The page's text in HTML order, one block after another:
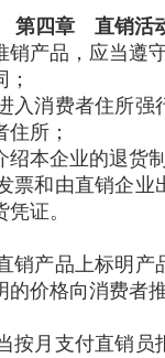
第四章 直销活
品，应当遵守
消费者住所强
住所；
本企业的退货
和由直销企业
凭证。
品上标明产
价格向消费者
支付直销员